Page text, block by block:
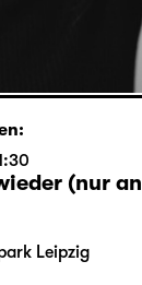
(nur an
Leipzig